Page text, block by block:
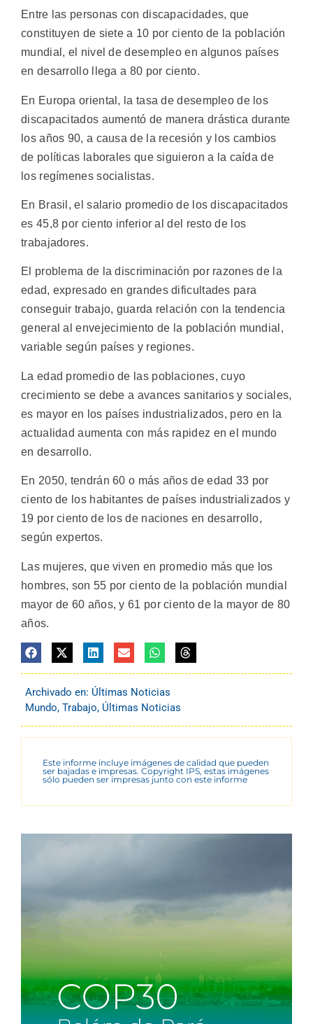
Entre las personas con discapacidades, que
constituyen de siete a 10 por ciento de la población
mundial, el nivel de desempleo en algunos países
en desarrollo llega a 80 por ciento.
En Europa oriental, la tasa de desempleo de los
discapacitados aumentó de manera drástica durante
los años 90, a causa de la recesión y los cambios
de políticas laborales que siguieron a la caída de
los regímenes socialistas.
En Brasil, el salario promedio de los discapacitados
es 45,8 por ciento inferior al del resto de los
trabajadores.
El problema de la discriminación por razones de la
edad, expresado en grandes dificultades para
conseguir trabajo, guarda relación con la tendencia
general al envejecimiento de la población mundial,
variable según países y regiones.
La edad promedio de las poblaciones, cuyo
crecimiento se debe a avances sanitarios y sociales,
es mayor en los países industrializados, pero en la
actualidad aumenta con más rapidez en el mundo
en desarrollo.
En 2050, tendrán 60 o más años de edad 33 por
ciento de los habitantes de países industrializados y
19 por ciento de los de naciones en desarrollo,
según expertos.
Las mujeres, que viven en promedio más que los
hombres, son 55 por ciento de la población mundial
mayor de 60 años, y 61 por ciento de la mayor de 80
años.
Archivado en: Últimas Noticias
Mundo, Trabajo, Últimas Noticias
Este informe incluye imágenes de calidad que pueden
ser bajadas e impresas. Copyright IPS, estas imágenes
sólo pueden ser impresas junto con este informe